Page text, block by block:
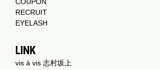
RECRUIT
EYELASH
LINK
vis à vis 志村坂上